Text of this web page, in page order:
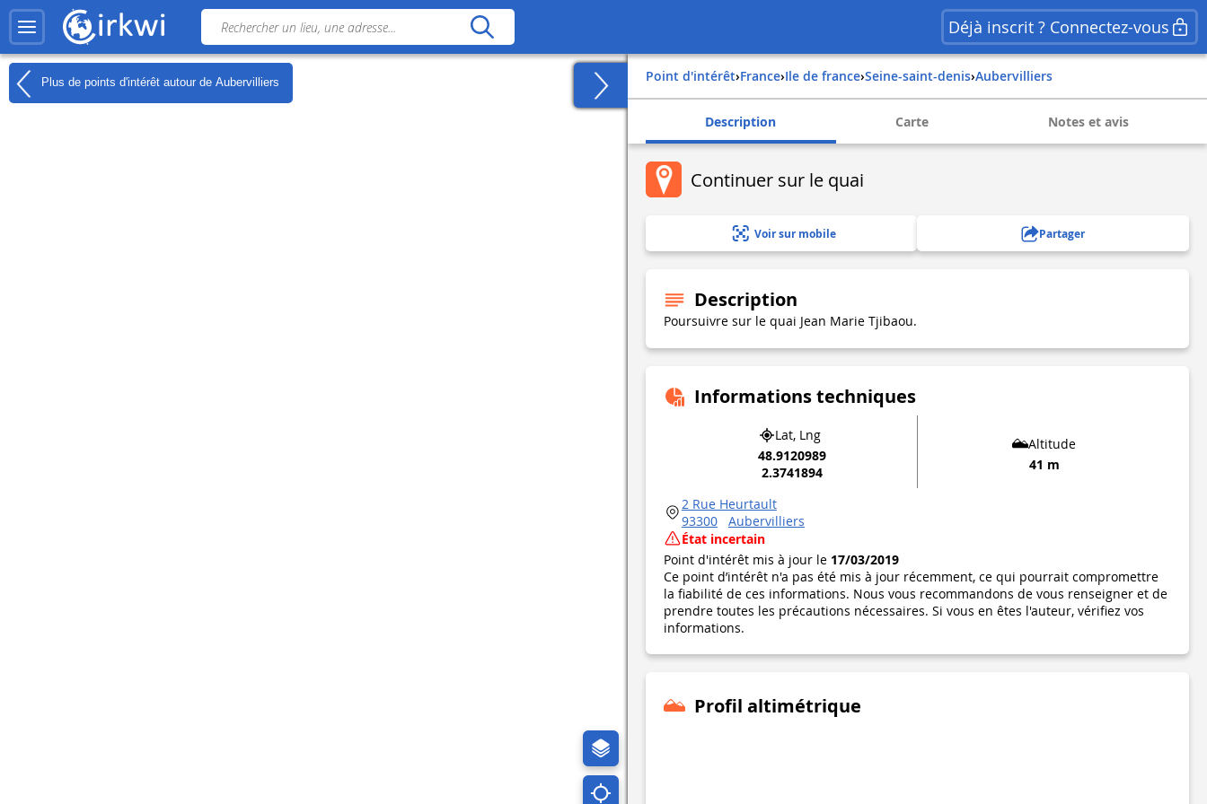
Déjà inscrit ? Connectez-vous
Plus de points d'intérêt autour de Aubervilliers Point d'intérêt› france› ile de france› seine-saint-denis› aubervilliers
Description Carte Notes et avis
Continuer sur le quai
Voir sur mobile Partager
Description
Poursuivre sur le quai Jean Marie Tjibaou.
Informations techniques
Lat, Lng
48.9120989
2.3741894
Altitude
41 m
2 Rue Heurtault
93300
Aubervilliers
État incertain
Point d'intérêt mis à jour le 17/03/2019
Ce point d’intérêt n'a pas été mis à jour récemment, ce qui pourrait compromettre
la fiabilité de ces informations. Nous vous recommandons de vous renseigner et de
prendre toutes les précautions nécessaires. Si vous en êtes l'auteur, vérifiez vos
informations.
Profil altimétrique